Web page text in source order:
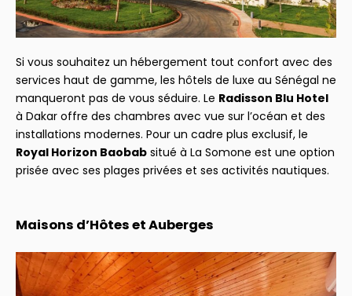
Si vous souhaitez un hébergement tout confort avec des
services haut de gamme, les hôtels de luxe au Sénégal ne
manqueront pas de vous séduire. Le Radisson Blu Hotel
à Dakar offre des chambres avec vue sur l’océan et des
installations modernes. Pour un cadre plus exclusif, le
Royal Horizon Baobab situé à La Somone est une option
prisée avec ses plages privées et ses activités nautiques.
Maisons d’Hôtes et Auberges